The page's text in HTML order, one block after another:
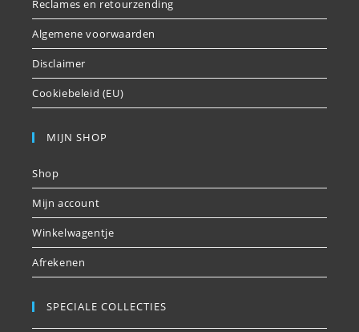
Reclames en retourzending
Algemene voorwaarden
Disclaimer
Cookiebeleid (EU)
MIJN SHOP
Shop
Mijn account
Winkelwagentje
Afrekenen
SPECIALE COLLECTIES